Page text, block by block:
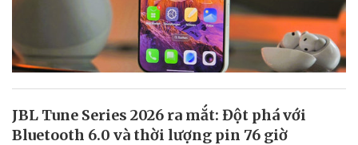
JBL Tune Series 2026 ra mắt: Đột phá với
Bluetooth 6.0 và thời lượng pin 76 giờ